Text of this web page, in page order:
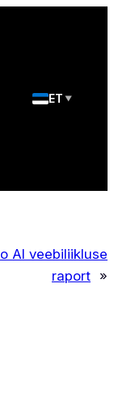
ET ▼
AI veebiliikluse
raport »